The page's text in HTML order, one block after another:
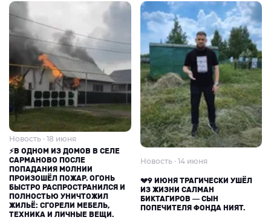
Новость · 18 июня
⚡В ОДНОМ ИЗ ДОМОВ В СЕЛЕ
САРМАНОВО ПОСЛЕ
ПОПАДАНИЯ МОЛНИИ
ПРОИЗОШЁЛ ПОЖАР. ОГОНЬ
БЫСТРО РАСПРОСТРАНИЛСЯ И
ПОЛНОСТЬЮ УНИЧТОЖИЛ
ЖИЛЬЁ: СГОРЕЛИ МЕБЕЛЬ,
ТЕХНИКА И ЛИЧНЫЕ ВЕЩИ.
Новость · 14 июня
💔9 ИЮНЯ ТРАГИЧЕСКИ УШЁЛ
ИЗ ЖИЗНИ САЛМАН
БИКТАГИРОВ — СЫН
ПОПЕЧИТЕЛЯ ФОНДА НИЯТ.